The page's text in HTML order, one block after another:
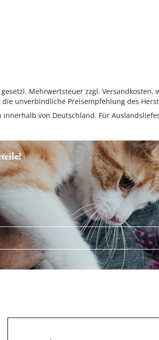
Mehrwertsteuer zzgl. Versandkosten,
die unverbindliche Preisempfehlung des
von Deutschland. Für